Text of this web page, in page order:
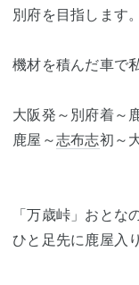
別府を目指します。
機材を積んだ車で
大阪発～別府着～
鹿屋～志布志初～
「万歳峠」おとな
ひと足先に鹿屋入